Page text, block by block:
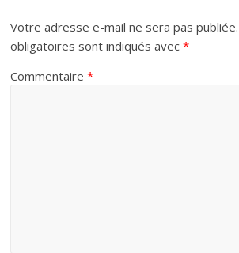
Votre adresse e-mail ne sera pas publiée.
obligatoires sont indiqués avec*
Commentaire*